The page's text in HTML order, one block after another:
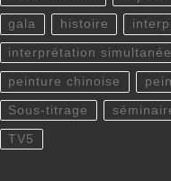
gala histoire
interprétation simultanée
peinture chinoise
Sous-titrage
TV5